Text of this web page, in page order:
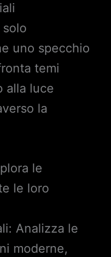
solo
uno specchio
temi
alla luce
la
le
le loro
Analizza le
moderne,